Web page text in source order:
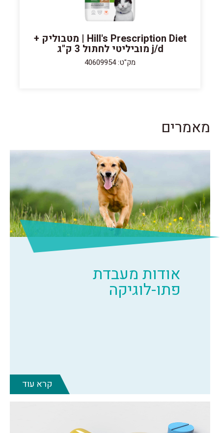
Hill's Prescription Diet | מטבוליק +
j/d מוביליטי לחתול 3 ק"ג
מק"ט: 40609954
מאמרים
אודות מעבדת
פתו-לוגיקה
קרא עוד